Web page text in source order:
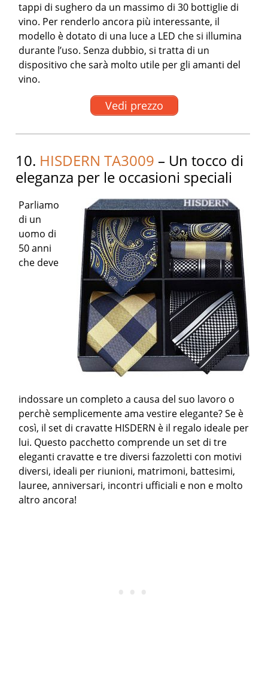
tappi di sughero da un massimo di 30 bottiglie di
vino. Per renderlo ancora più interessante, il
modello è dotato di una luce a LED che si illumina
durante l’uso. Senza dubbio, si tratta di un
dispositivo che sarà molto utile per gli amanti del
vino.
Vedi prezzo
10. HISDERN TA3009 – Un tocco di
eleganza per le occasioni speciali
Parliamo
di un
uomo di
50 anni
che deve
indossare un completo a causa del suo lavoro o
perchè semplicemente ama vestire elegante? Se è
così, il set di cravatte HISDERN è il regalo ideale per
lui. Questo pacchetto comprende un set di tre
eleganti cravatte e tre diversi fazzoletti con motivi
diversi, ideali per riunioni, matrimoni, battesimi,
lauree, anniversari, incontri ufficiali e non e molto
altro ancora!